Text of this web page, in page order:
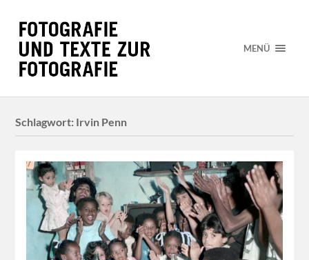
MENÜ
Schlagwort: Irvin Penn